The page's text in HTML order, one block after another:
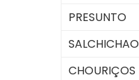
PRESUNTO
SALCHICHAO
CHOURIÇOS